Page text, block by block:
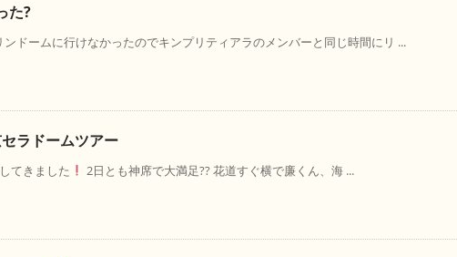
た?
ドームに行けなかったのでキンプリティアラのメンバーと同じ時間にリ ...
ラドームツアー
てきました 2日とも神席で大満足?? 花道すぐ横で廉くん、海 ...